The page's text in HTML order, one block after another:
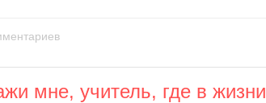
мне, учитель, где в жизни